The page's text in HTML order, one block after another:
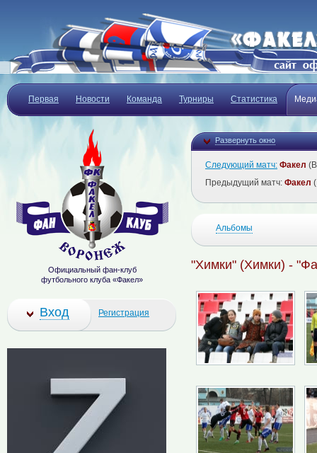
Первая Новости Команда Турниры Статистика
Развернуть окно
Следующий матч: Факел
Предыдущий матч: Факел
Альбомы
"Химки" (Химки) -
Официальный фан-клуб
футбольного клуба «Факел»
Вход Регистрация